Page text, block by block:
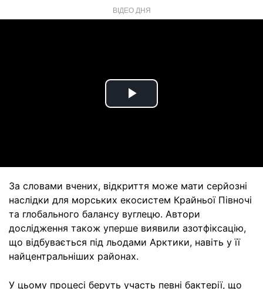
ВІДЕО ДНЯ
Play
За словами вчених, відкриття може мати серйозні
наслідки для морських екосистем Крайньої Півночі
та глобального балансу вуглецю. Автори
дослідження також уперше виявили азотфіксацію,
що відбувається під льодами Арктики, навіть у її
найцентральніших районах.
У цьому процесі беруть участь певні бактерії, що